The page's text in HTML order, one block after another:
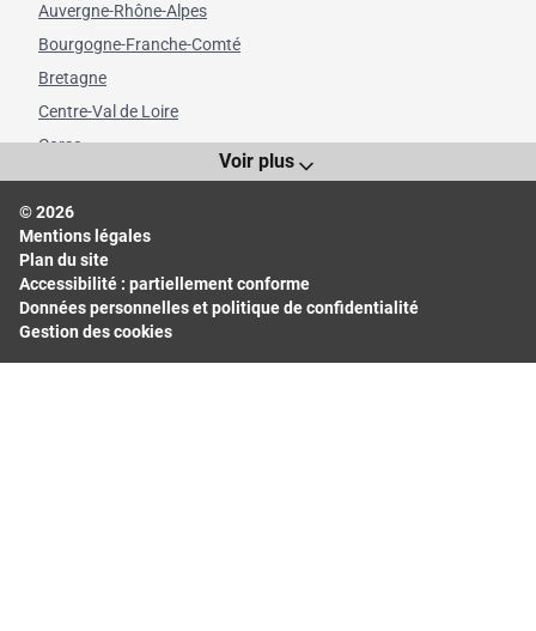
Auvergne-Rhône-Alpes
Bourgogne-Franche-Comté
Bretagne
Centre-Val de Loire
Corse
Grand Est
Hauts-de-France
Île-de-France
Normandie
Nouvelle-Aquitaine
Voir plus
© 2026
Mentions légales
Plan du site
Accessibilité : partiellement conforme
Données personnelles et politique de confidentialité
Gestion des cookies